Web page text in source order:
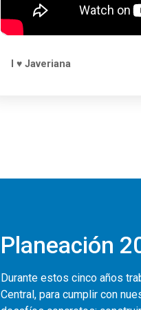
I ♥ Javeriana
Planeación
Durante estos cinco años
Central, para cumplir con